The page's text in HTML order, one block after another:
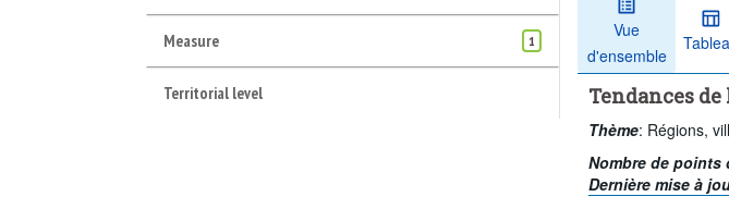
Measure 1
Territorial level
Vue
d'ensemble
Tendances
Thème: Régions,
Nombre de
Dernière mise à